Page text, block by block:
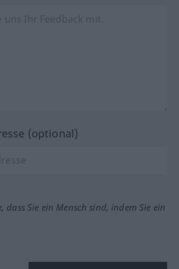
(optional)
dass Sie ein Mensch sind, indem Sie ein